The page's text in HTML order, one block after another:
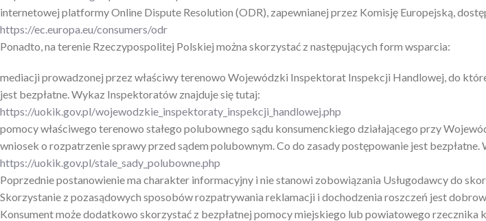
internetowej platformy Online Dispute Resolution (ODR), zapewnianej przez Komisję Europejską,
https://ec.europa.eu/consumers/odr
Ponadto, na terenie Rzeczypospolitej Polskiej można skorzystać z następujących form wsparcia:
mediacji prowadzonej przez właściwy terenowo Wojewódzki Inspektorat Inspekcji Handlowej, do
jest bezpłatne. Wykaz Inspektoratów znajduje się tutaj:
https://uokik.gov.pl/wojewodzkie_inspektoraty_inspekcji_handlowej.php
pomocy właściwego terenowo stałego polubownego sądu konsumenckiego działającego przy
wniosek o rozpatrzenie sprawy przed sądem polubownym. Co do zasady postępowanie jest
https://uokik.gov.pl/stale_sady_polubowne.php
Poprzednie postanowienie ma charakter informacyjny i nie stanowi zobowiązania Usługodawcy do
Skorzystanie z pozasądowych sposobów rozpatrywania reklamacji i dochodzenia roszczeń jest
Konsument może dodatkowo skorzystać z bezpłatnej pomocy miejskiego lub powiatowego rzecznika